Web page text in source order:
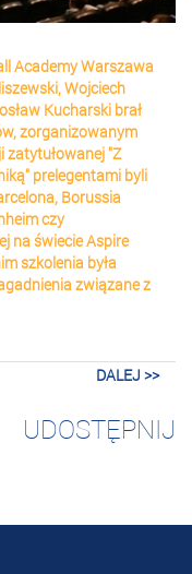
Academy Warszawa
Wojciech
Kucharski brał
zorganizowanym
zatytułowanej "Z
prelegentami byli
Borussia
czy
na świecie Aspire
szkolenia była
związane z
DALEJ >>
UDOSTĘPNIJ